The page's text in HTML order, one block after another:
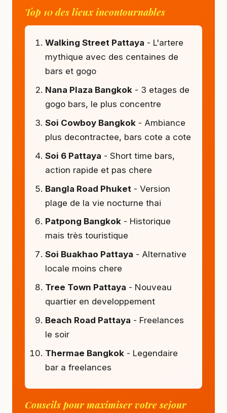
Top 10 des lieux incontournables
Walking Street Pattaya - L'artere
mythique avec des centaines de
bars et gogo
Nana Plaza Bangkok - 3 etages de
gogo bars, le plus concentre
Soi Cowboy Bangkok - Ambiance
plus decontractee, bars cote a cote
Soi 6 Pattaya - Short time bars,
action rapide et pas chere
Bangla Road Phuket - Version
plage de la vie nocturne thai
Patpong Bangkok - Historique
mais très touristique
Soi Buakhao Pattaya - Alternative
locale moins chere
Tree Town Pattaya - Nouveau
quartier en developpement
Beach Road Pattaya - Freelances
le soir
Thermae Bangkok - Legendaire
bar a freelances
Conseils pour maximiser votre sejour